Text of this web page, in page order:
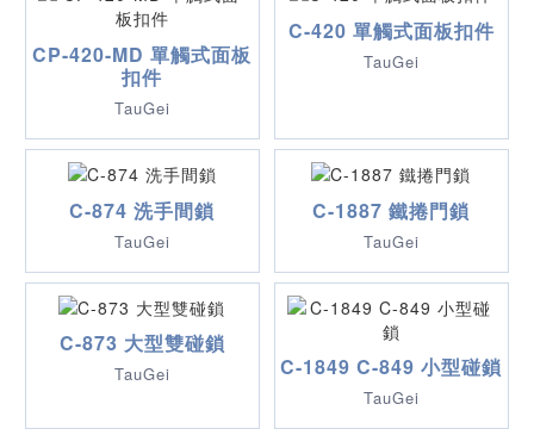
CP-420-MD 單觸式面板
扣件
TauGei
C-420 單觸式面板扣件
TauGei
C-874 洗手間鎖
TauGei
C-1887 鐵捲門鎖
TauGei
C-873 大型雙碰鎖
TauGei C-1849 C-849 小型碰鎖
TauGei